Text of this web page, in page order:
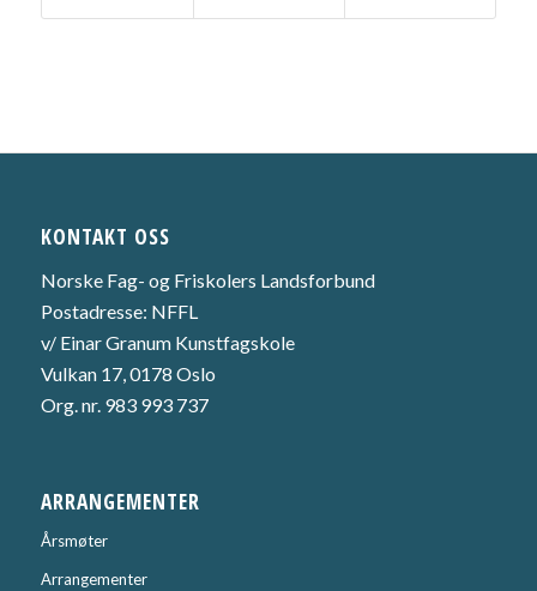
KONTAKT OSS
Norske Fag- og Friskolers Landsforbund
Postadresse: NFFL
v/ Einar Granum Kunstfagskole
Vulkan 17, 0178 Oslo
Org. nr. 983 993 737
ARRANGEMENTER
Årsmøter
Arrangementer